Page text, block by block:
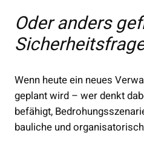
Oder anders
Wenn heute ein neues
geplant wird – wer denkt
befähigt,
bauliche und